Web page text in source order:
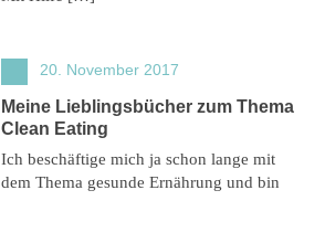
20. November 2017
Meine Lieblingsbücher zum Thema
Clean Eating
Ich beschäftige mich ja schon lange mit
dem Thema gesunde Ernährung und bin